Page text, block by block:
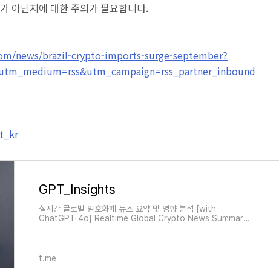
아닌지에 대한 주의가 필요합니다.
news/brazil-crypto-imports-surge-september?
GPT_Insights
실시간 글로벌 암호화폐 뉴스 요약 및 영향 분석 [with
ChatGPT-4o] Realtime Global Crypto News Summary
t.me